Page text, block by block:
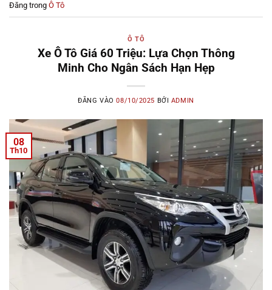
Đăng trong Ô Tô
Ô TÔ
Xe Ô Tô Giá 60 Triệu: Lựa Chọn Thông
Minh Cho Ngân Sách Hạn Hẹp
ĐĂNG VÀO08/10/2025 BỞI ADMIN
08
Th10